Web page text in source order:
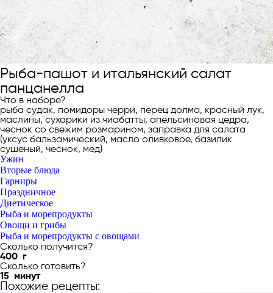
Рыба-пашот и итальянский салат
панцанелла
Что в наборе?
рыба судак, помидоры черри, перец долма, красный лук,
маслины, сухарики из чиабатты, апельсиновая цедра,
чеснок со свежим розмарином, заправка для салата
(уксус бальзамический, масло оливковое, базилик
сушеный, чеснок, мед)
Ужин
Вторые блюда
Гарниры
Праздничное
Диетическое
Рыба и морепродукты
Овощи и грибы
Рыба и морепродукты с овощами
Сколько получится?
400 г
Сколько готовить?
15 минут
Похожие рецепты: